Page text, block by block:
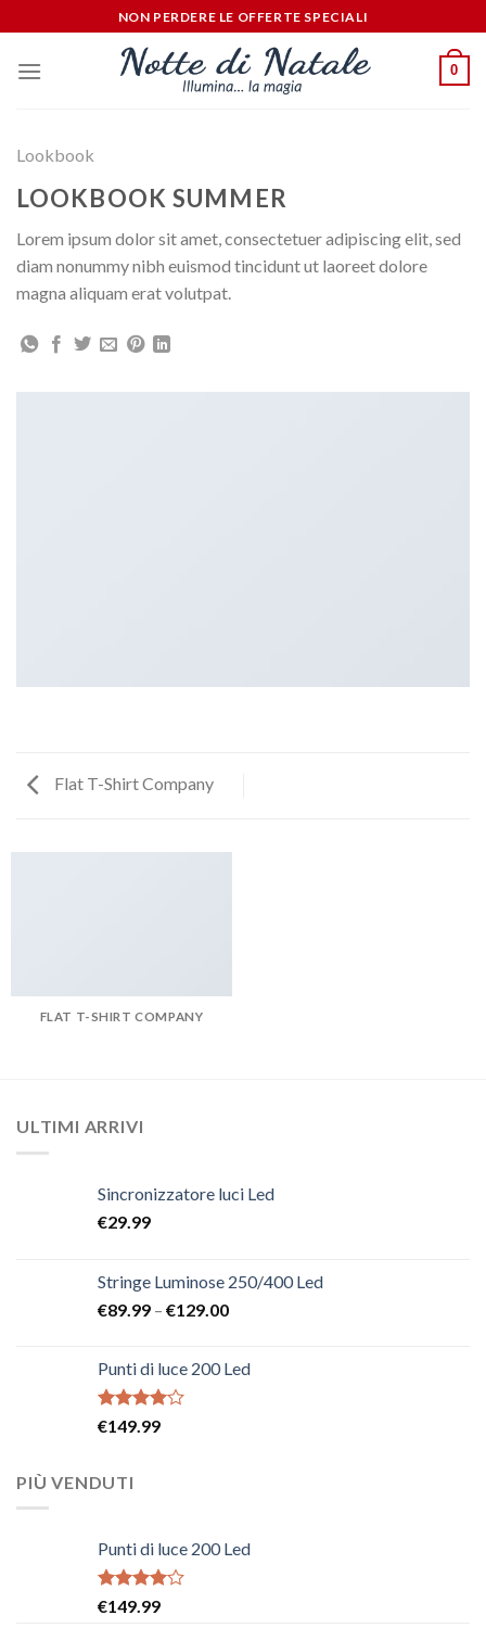
ai
contenuti
NON PERDERE LE OFFERTE SPECIALI
0
Lookbook
LOOKBOOK SUMMER
Lorem ipsum dolor sit amet, consectetuer adipiscing elit, sed
diam nonummy nibh euismod tincidunt ut laoreet dolore
magna aliquam erat volutpat.
Flat T-Shirt Company
FLAT T-SHIRT COMPANY
ULTIMI ARRIVI
Sincronizzatore luci Led
€29.99
Stringe Luminose 250/400 Led
€89.99 – €129.00
Punti di luce 200 Led
Rated
€149.99
PIÙ VENDUTI
Punti di luce 200 Led
Rated
€149.99